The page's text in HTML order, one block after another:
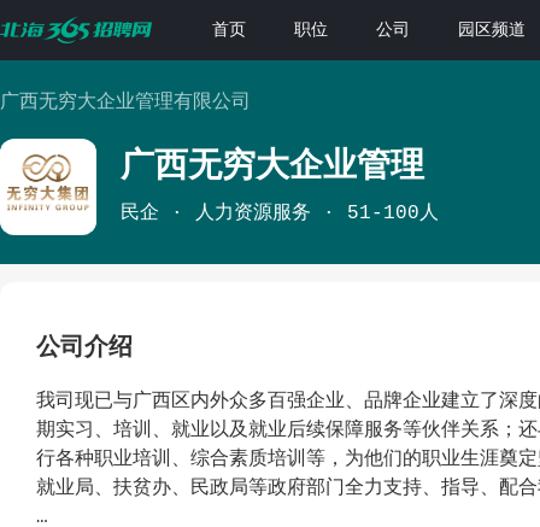
首页 职位 公司 园区频道
广西无穷大企业管理有限公司
广西无穷大企业管理
民企 人力资源服务 51-100人
公司介绍
我司现已与广西区内外众多百强企业、品牌企业建立了深
期实习、培训、就业以及就业后续保障服务等伙伴关系；
行各种职业培训、综合素质培训等，为他们的职业生涯奠
就业局、扶贫办、民政局等政府部门全力支持、指导、配